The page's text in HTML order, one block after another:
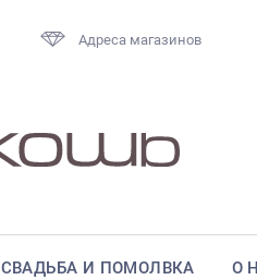
Адреса магазинов
СВАДЬБА И ПОМОЛВКА О